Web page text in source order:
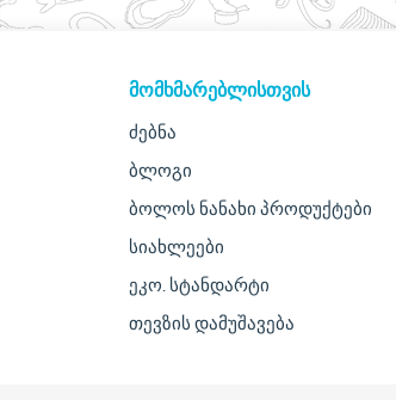
ᲛᲝᲛᲮᲛᲐᲠᲔᲑᲚᲘᲡᲗᲕᲘᲡ
ძებნა
ბლოგი
ბოლოს ნანახი პროდუქტები
სიახლეები
ეკო. სტანდარტი
თევზის დამუშავება